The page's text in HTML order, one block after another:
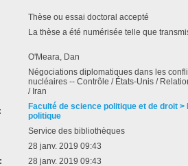
Thèse ou essai doctoral accepté
La thèse a été numérisée telle que
O'Meara, Dan
Négociations diplomatiques dans les
nucléaires -- Contrôle / États-Unis /
/ Iran
Faculté de science politique et de droit
politique
Service des bibliothèques
28 janv. 2019 09:43
28 janv. 2019 09:43